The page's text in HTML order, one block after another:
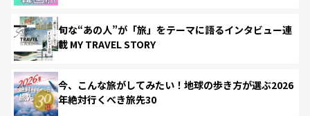
旬な“あの人”が「旅」をテーマに語るインタビュー連
載 MY TRAVEL STORY
今、こんな旅がしてみたい！地球の歩き方が選ぶ2026
年絶対行くべき旅先30